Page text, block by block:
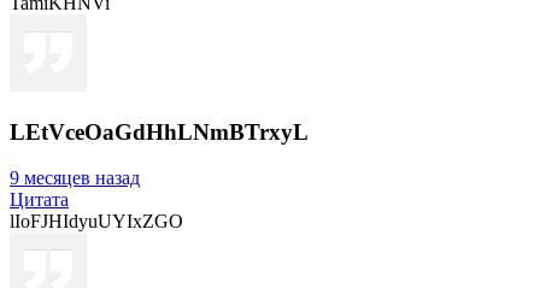
LEtVceOaGdHhLNmBTrxyL
9 месяцев назад
Цитата
lIoFJHIdyuUYIxZGO